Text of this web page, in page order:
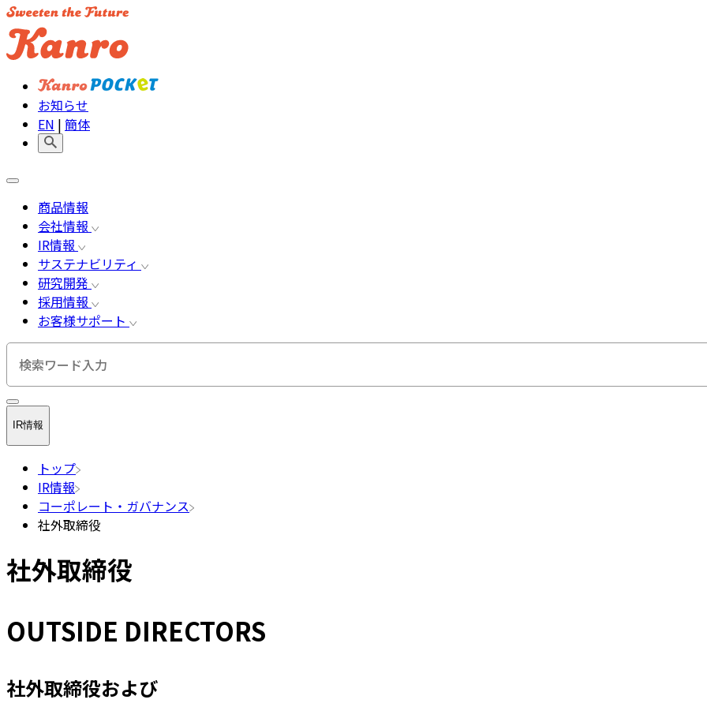
お知らせ
EN | 簡体
商品情報
会社情報
IR情報
サステナビリティ
研究開発
採用情報
お客様サポート
検索キーワード入力
IR情報
トップ
IR情報
コーポレート・ガバナンス
社外取締役
社外取締役
OUTSIDE DIRECTORS
社外取締役および